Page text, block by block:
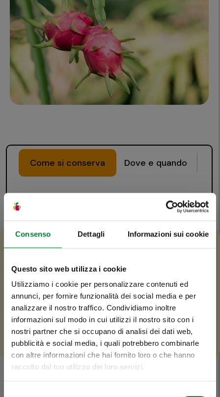
Consenso Dettagli Informazioni sui cookie
Questo sito web utilizza i cookie
Utilizziamo i cookie per personalizzare contenuti ed
annunci, per fornire funzionalità dei social media e per
analizzare il nostro traffico. Condividiamo inoltre
informazioni sul modo in cui utilizzi il nostro sito con i
nostri partner che si occupano di analisi dei dati web,
pubblicità e social media, i quali potrebbero combinarle
con altre informazioni che hai fornito loro o che hanno
raccolto dal tuo utilizzo dei loro servizi.
Come si conserva Dove e quando
Valori nutrizionali
Niente frigo!
La pitaya si conserva perfettamente a temperatura
ambiente fino a dieci giorni.
Se è Battaglio,
è HASSolutamente
inconfondibile.